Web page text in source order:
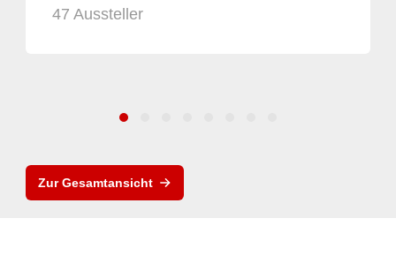
47 Aussteller
Zur Gesamtansicht